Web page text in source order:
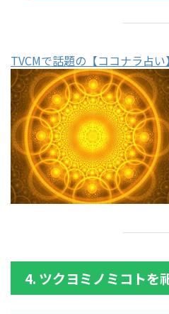
TVCMで話題の【ココナラ占
4. ツクヨミノミコトを